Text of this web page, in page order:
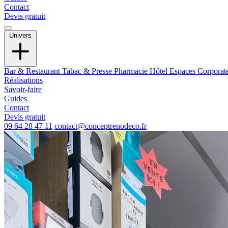
Contact
Devis gratuit
Univers
Bar & Restaurant Tabac & Presse Pharmacie Hôtel Espaces
Réalisations
Savoir-faire
Guides
Contact
Devis gratuit
09 64 28 47 11 contact@conceptrenodeco.fr